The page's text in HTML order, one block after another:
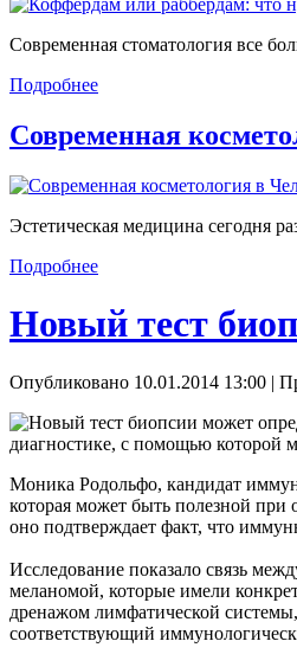
Современная стоматология все
Подробнее
Современная
Эстетическая медицина сегодня
Подробнее
Новый тест
Опубликовано 10.01.2014 13:00 |
диагностике, с помощью которой
Моника Родольфо, кандидат
которая может быть полезной при
оно подтверждает факт, что
Исследование показало связь
меланомой, которые имели
дренажом лимфатической
соответствующий